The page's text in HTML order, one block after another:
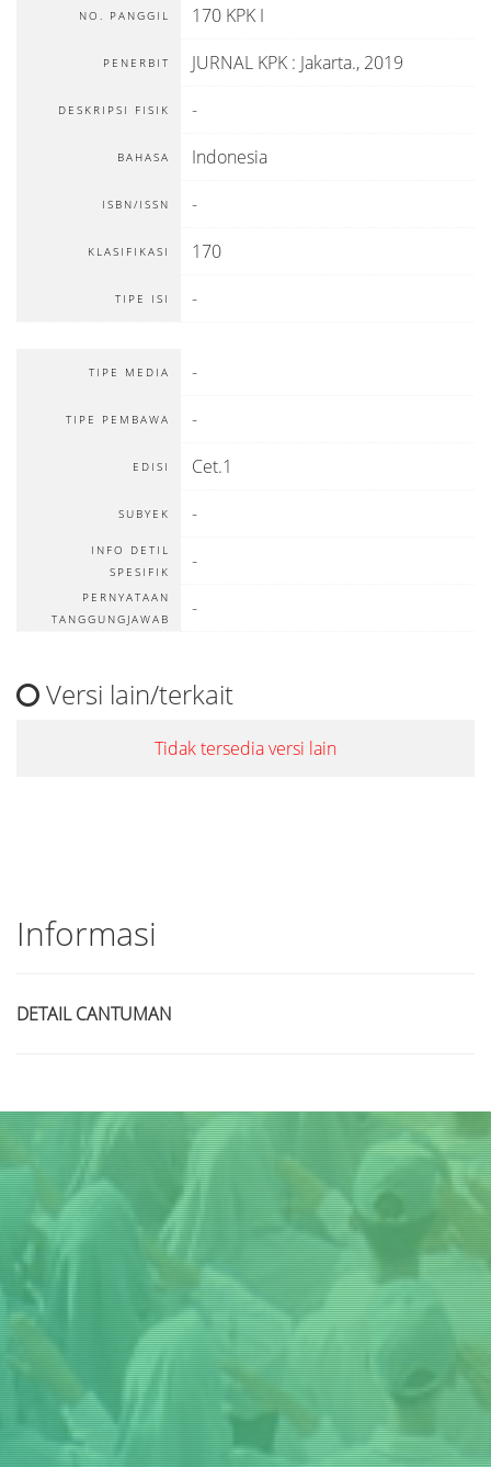
NO. PANGGIL 170 KPK I
PENERBIT JURNAL KPK : Jakarta., 2019
DESKRIPSI FISIK -
BAHASA Indonesia
ISBN/ISSN -
KLASIFIKASI 170
TIPE ISI -
TIPE MEDIA -
TIPE PEMBAWA -
EDISI Cet.1
SUBYEK -
INFO DETIL
SPESIFIK
-
PERNYATAAN
TANGGUNGJAWAB
-
Versi lain/terkait
Tidak tersedia versi lain
Informasi
DETAIL CANTUMAN
Judul
Pengarang
Subyek
ISBN/ISSN
Tipe Koleksi